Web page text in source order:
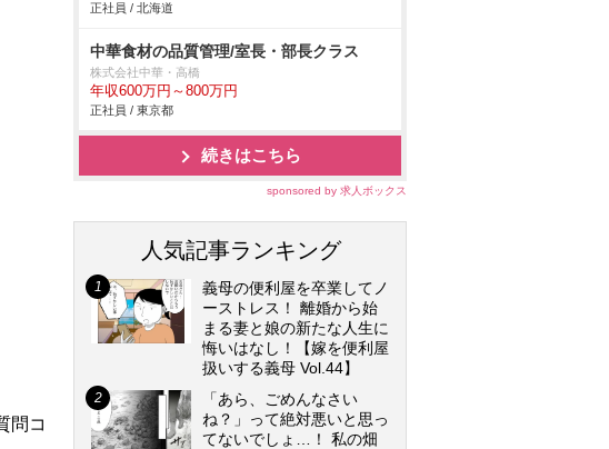
問コ
正社員 / 北海道
中華食材の品質管理/室長・部長クラス
株式会社中華・高橋
年収600万円～800万円
正社員 / 東京都
続きはこちら
sponsored by 求人ボックス
人気記事ランキング
義母の便利屋を卒業してノ
ーストレス！ 離婚から始
まる妻と娘の新たな人生に
悔いはなし！【嫁を便利屋
扱いする義母 Vol.44】
「あら、ごめんなさい
ね？」って絶対悪いと思っ
てないでしょ…！ 私の畑